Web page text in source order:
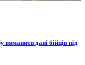
виманити дані бійців під